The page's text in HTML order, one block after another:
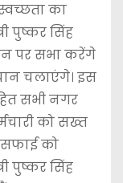
का
पुष्कर सिंह
पर सभा करेंगे
चलाएंगे। इस
सभी नगर
को सख्त
सफाई को
पुष्कर सिंह